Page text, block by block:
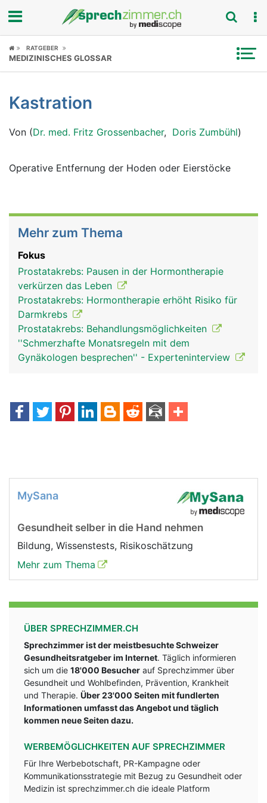
Fokus
Symptome
Untersuchungen
News
RATGEBER
MEDIZINISCHES GLOSSAR
Kastration
Von (Dr. med. Fritz Grossenbacher, Doris Zumbühl)
Operative Entfernung der Hoden oder Eierstöcke
Mehr zum Thema
Fokus
Prostatakrebs: Pausen in der Hormontherapie
verkürzen das Leben
Prostatakrebs: Hormontherapie erhöht Risiko für
Darmkrebs
Prostatakrebs: Behandlungsmöglichkeiten
''Schmerzhafte Monatsregeln mit dem
Gynäkologen besprechen'' - Experteninterview
MySana
Gesundheit selber in die Hand nehmen
Bildung, Wissenstests, Risikoschätzung
Mehr zum Thema
ÜBER SPRECHZIMMER.CH
Sprechzimmer ist der meistbesuchte Schweizer
Gesundheitsratgeber im Internet. Täglich informieren
sich um die 18'000 Besucher auf Sprechzimmer über
Gesundheit und Wohlbefinden, Prävention, Krankheit
und Therapie. Über 23'000 Seiten mit fundlerten
Informationen umfasst das Angebot und täglich
kommen neue Seiten dazu.
WERBEMÖGLICHKEITEN AUF SPRECHZIMMER
Für Ihre Werbebotschaft, PR-Kampagne oder
Kommunikationsstrategie mit Bezug zu Gesundheit oder
Medizin ist sprechzimmer.ch die ideale Platform